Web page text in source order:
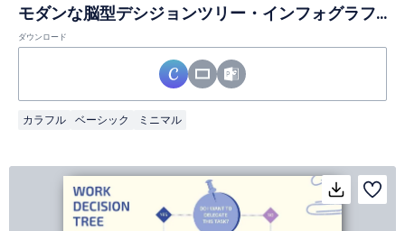
モダンな脳型デシジョンツリー・インフォグラフィックスライド
ダウンロード
カラフル ベーシック ミニマル